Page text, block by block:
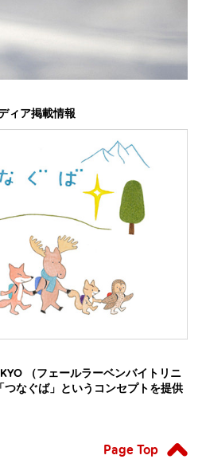
ィア掲載情報
（フェールラーベンバイトリニ
なぐば」というコンセプトを提供
Page Top